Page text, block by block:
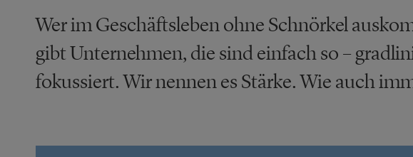
Wer im Geschäftsleben ohne Schnörkel
gibt Unternehmen, die sind einfach so –
fokussiert. Wir nennen es Stärke. Wie auch